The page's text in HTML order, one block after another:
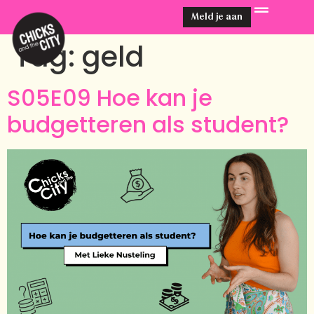
Meld je aan
Tag: geld
S05E09 Hoe kan je
budgetteren als student?